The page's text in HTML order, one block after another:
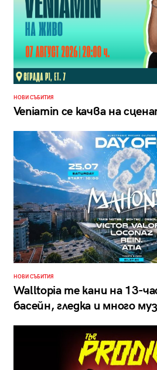
НОВИ СЪБИТИЯ
Veniamin се качва на
НОВИ СЪБИТИЯ
Walltopia те кани на 13-
басейн, гледка и много